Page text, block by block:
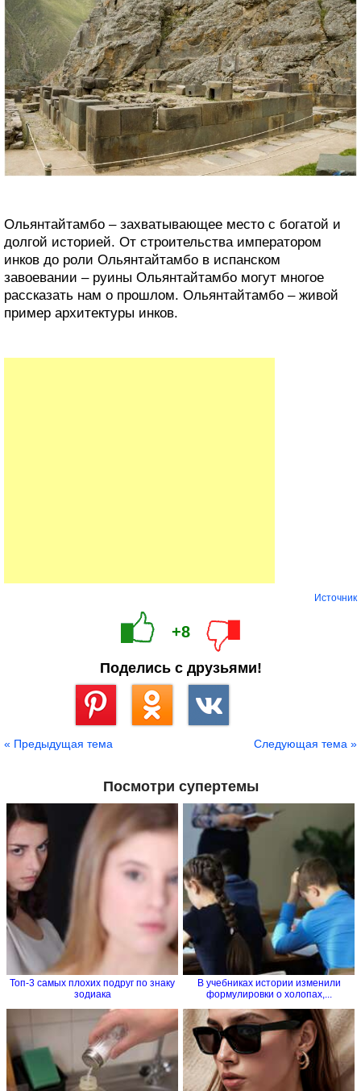
Ольянтайтамбо – захватывающее место с богатой и
долгой историей. От строительства императором
инков до роли Ольянтайтамбо в испанском
завоевании – руины Ольянтайтамбо могут многое
рассказать нам о прошлом. Ольянтайтамбо – живой
пример архитектуры инков.
Источник
+8
Поделись с друзьями!
« Предыдущая тема Следующая тема »
Посмотри супертемы
Топ-3 самых плохих подруг по знаку
зодиака
В учебниках истории изменили
формулировки о холопах,...